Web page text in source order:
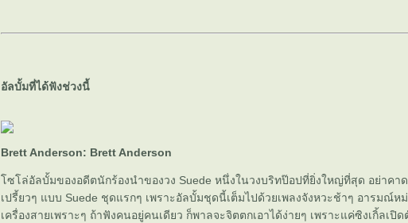
อัลบั้มที่ได้ฟังช่วงนี้
Brett Anderson: Brett Anderson
ซโล่อัลบั้มของอดีตนักร้องนำของวง Suede หนึ่งในวงบริทป๊อปที่ยิ่งใหญ่ที่สุด อย่าคาด
เปรี้ยวๆ แบบ Suede ชุดแรกๆ เพราะอัลบั้มชุดนี้เต็มไปด้วยเพลงจังหวะช้าๆ อารมณ์ห
เครื่องสายเพราะๆ ถ้าฟังคนอยู่คนเดียว ก็พาลจะจิตตกเอาได้ง่ายๆ เพราะแค่ซิงเกิ้ลเปิด